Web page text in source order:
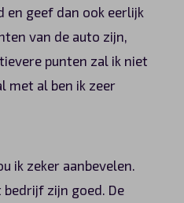
geef dan ook eerlijk
van de auto zijn,
punten zal ik niet
met al ben ik zeer
ik zeker aanbevelen.
zijn goed. De